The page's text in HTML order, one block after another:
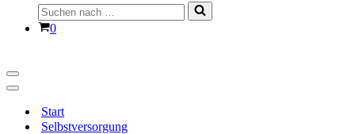
Suchen
nach …
Warenkorb
0
Navigationsmenü
Navigationsmenü
Start
Selbstversorgung